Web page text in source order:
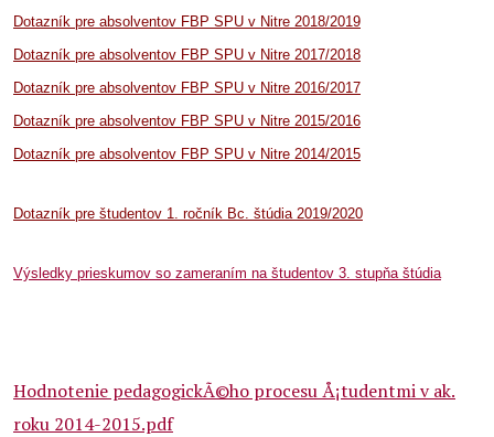
Dotazník pre absolventov FBP SPU v Nitre 2018/2019
Dotazník pre absolventov FBP SPU v Nitre 2017/2018
Dotazník pre absolventov FBP SPU v Nitre 2016/2017
Dotazník pre absolventov FBP SPU v Nitre 2015/2016
Dotazník pre absolventov FBP SPU v Nitre 2014/2015
Dotazník pre študentov 1. ročník Bc. štúdia 2019/2020
Výsledky prieskumov so zameraním na študentov 3. stupňa štúdia
Hodnotenie pedagogickÃ©ho procesu Å¡tudentmi v ak.
roku 2014-2015.pdf